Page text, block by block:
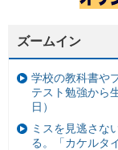
ズームイン
学校の教科書や
テスト勉強から
日）
ミスを見逃さな
る。「カケルタ